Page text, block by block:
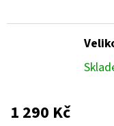
1 290 Kč